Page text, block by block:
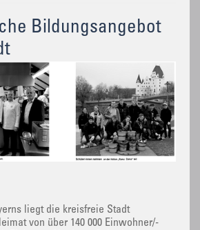
Bildungsangebot
liegt die kreisfreie Stadt
von über 140 000 Einwohner/-